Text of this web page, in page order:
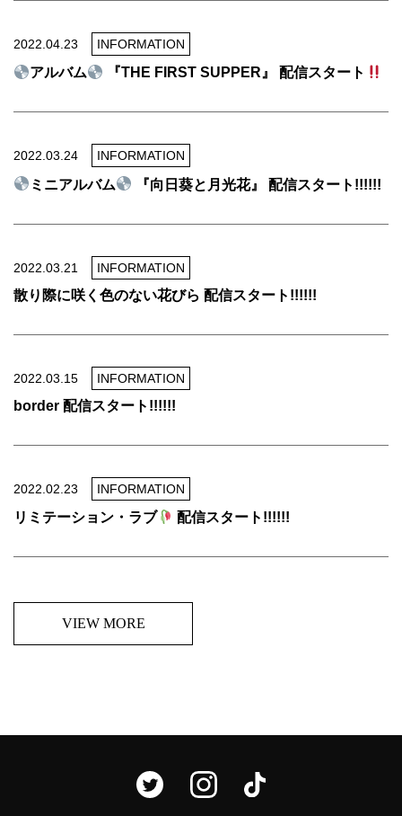
2022.04.23 INFORMATION
アルバム 『THE FIRST SUPPER』 配信スタート
2022.03.24 INFORMATION
ミニアルバム 『向日葵と月光花』 配信スタート!!!!!!
2022.03.21 INFORMATION
散り際に咲く色のない花びら 配信スタート!!!!!!
2022.03.15 INFORMATION
border 配信スタート!!!!!!
2022.02.23 INFORMATION
リミテーション・ラブ 配信スタート!!!!!!
VIEW MORE